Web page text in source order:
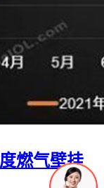
燃气壁挂